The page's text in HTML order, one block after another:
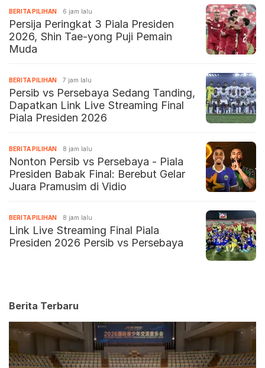
BERITA PILIHAN 6 jam lalu
Persija Peringkat 3 Piala Presiden
2026, Shin Tae-yong Puji Pemain
Muda
BERITA PILIHAN 7 jam lalu
Persib vs Persebaya Sedang Tanding,
Dapatkan Link Live Streaming Final
Piala Presiden 2026
BERITA PILIHAN 8 jam lalu
Nonton Persib vs Persebaya - Piala
Presiden Babak Final: Berebut Gelar
Juara Pramusim di Vidio
BERITA PILIHAN 8 jam lalu
Link Live Streaming Final Piala
Presiden 2026 Persib vs Persebaya
Berita Terbaru